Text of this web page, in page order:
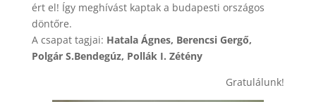
ért el! Így meghívást kaptak a budapesti országos
döntőre.
A csapat tagjai: Hatala Ágnes, Berencsi Gergő,
Polgár S.Bendegúz, Pollák I. Zétény
Gratulálunk!